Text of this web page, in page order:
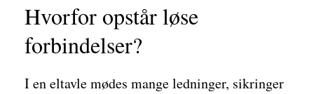
Hvorfor opstår løse
forbindelser?
I en eltavle mødes mange ledninger, sikringer